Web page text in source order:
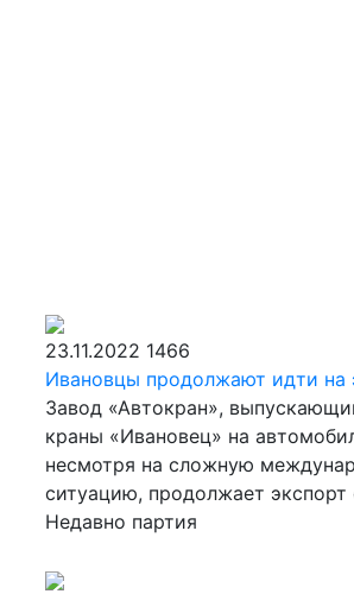
23.11.2022 1466
Ивановцы продолжают идти на
Завод «Автокран»,
краны «Ивановец» на
несмотря на сложную
ситуацию, продолжает экспорт
Недавно партия